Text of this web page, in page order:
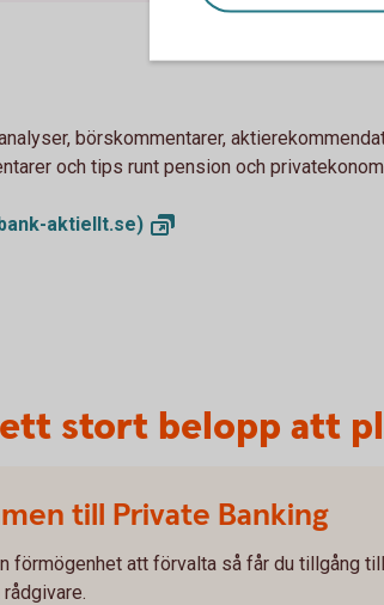
börskommentarer,
och tips runt pension och
aktiellt.se)
stort belopp att
till Private Banking
förmögenhet att förvalta så får du tillgång